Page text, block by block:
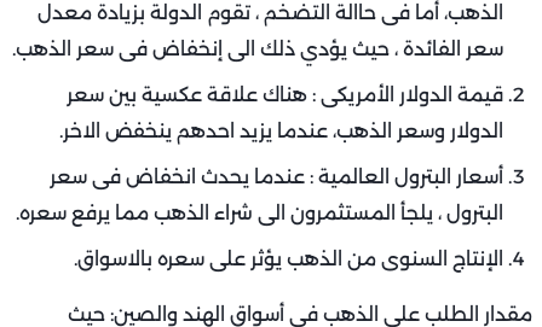
الذهب، أما فى حاالة التضخم ، تقوم الدولة بزيادة معدل
سعر الفائدة ، حيث يؤدي ذلك الى إنخفاض فى سعر الذهب.
قيمة الدولار الأمريكى : هناك علاقة عكسية بين سعر
الدولار وسعر الذهب، عندما يزيد احدهم ينخفض الاخر.
أسعار البترول العالمية : عندما يحدث انخفاض فى سعر
البترول ، يلجأ المستثمرون الى شراء الذهب مما يرفع سعره.
الإنتاج السنوى من الذهب يؤثر على سعره بالاسواق.
مقدار الطلب على الذهب فى أسواق الهند والصين: حيث